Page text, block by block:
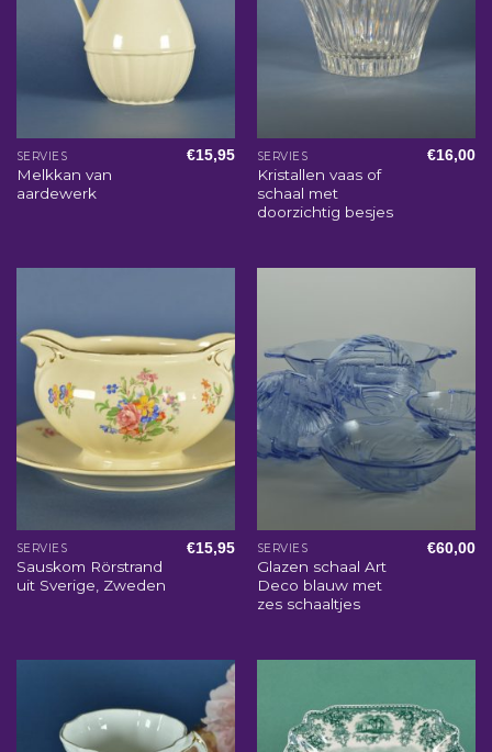
SERVIES
Melkkan van
aardewerk
€15,95 SERVIES
Kristallen vaas of
schaal met
doorzichtig besjes
€16,00
SERVIES
Sauskom Rörstrand
uit Sverige, Zweden
€15,95 SERVIES
Glazen schaal Art
Deco blauw met
zes schaaltjes
€60,00